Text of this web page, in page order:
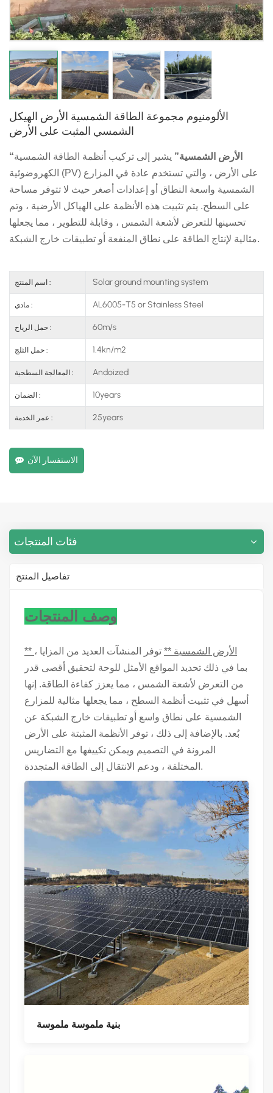
日本語
الألومنيوم مجموعة الطاقة الشمسية الأرض الهيكل
الشمسي المثبت على الأرض
“ الأرض الشمسية” يشير إلى تركيب أنظمة الطاقة الشمسية
الكهروضوئية (PV) على الأرض ، والتي تستخدم عادة في المزارع
الشمسية واسعة النطاق أو إعدادات أصغر حيث لا تتوفر مساحة
على السطح. يتم تثبيت هذه الأنظمة على الهياكل الأرضية ، وتم
تحسينها للتعرض لأشعة الشمس ، وقابلة للتطوير ، مما يجعلها
مثالية لإنتاج الطاقة على نطاق المنفعة أو تطبيقات خارج الشبكة.
اسم المنتج : Solar ground mounting system
مادي : AL6005-T5 or Stainless Steel
حمل الرياح : 60m/s
حمل الثلج : 1.4kn/m2
المعالجة السطحية : Andoized
الضمان : 10years
عمر الخدمة : 25years
الاستفسار الآن
فئات المنتجات
تفاصيل المنتج
وصف المنتجات
** الأرض الشمسية ** توفر المنشآت العديد من المزايا ،
بما في ذلك تحديد المواقع الأمثل للوحة لتحقيق أقصى قدر
من التعرض لأشعة الشمس ، مما يعزز كفاءة الطاقة. إنها
أسهل في تثبيت أنظمة السطح ، مما يجعلها مثالية للمزارع
الشمسية على نطاق واسع أو تطبيقات خارج الشبكة عن
بُعد. بالإضافة إلى ذلك ، توفر الأنظمة المثبتة على الأرض
المرونة في التصميم ويمكن تكييفها مع التضاريس
المختلفة ، ودعم الانتقال إلى الطاقة المتجددة.
بنية ملموسة ملموسة